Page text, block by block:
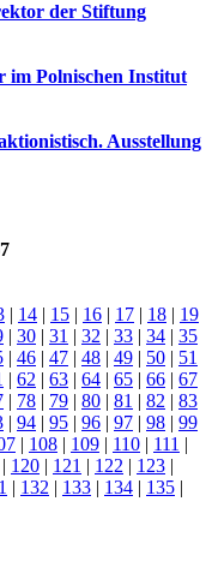
der Stiftung
im Polnischen Institut
Ausstellung
| 14 | 15 | 16 | 17 | 18 | 19
| 30 | 31 | 32 | 33 | 34 | 35
| 46 | 47 | 48 | 49 | 50 | 51
| 62 | 63 | 64 | 65 | 66 | 67
| 78 | 79 | 80 | 81 | 82 | 83
| 94 | 95 | 96 | 97 | 98 | 99
| 108 | 109 | 110 | 111 |
| 120 | 121 | 122 | 123 |
| 132 | 133 | 134 | 135 |